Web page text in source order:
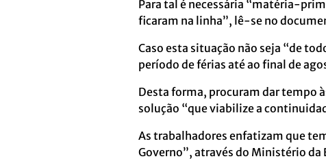
Para tal é necessária “matéria-
ficaram na linha”, lê-se no
Caso esta situação não seja “de
período de férias até ao final de
Desta forma, procuram dar tempo
solução “que viabilize a
As trabalhadores enfatizam que
Governo”, através do Ministério da